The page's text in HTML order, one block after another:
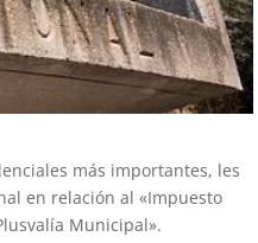
más importantes, les
en relación al «Impuesto
Municipal».